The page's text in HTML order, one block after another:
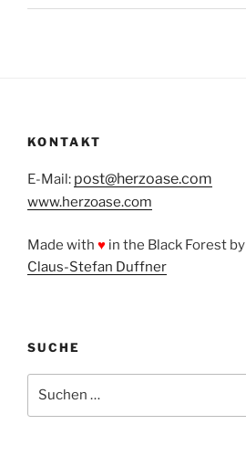
KONTAKT
E-Mail: post@herzoase.com
www.herzoase.com
Made with ♥ in the Black Forest by
Claus-Stefan Duffner
SUCHE
nach: